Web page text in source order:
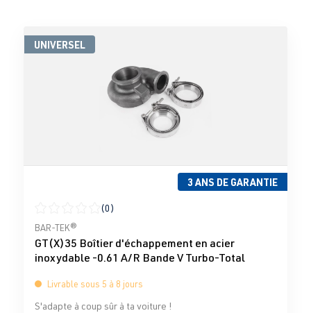
UNIVERSEL
3 ANS DE GARANTIE
Note moyenne de 0 sur 5 étoiles
(0)
BAR-TEK®
GT(X)35 Boîtier d'échappement en acier
inoxydable -0.61 A/R Bande V Turbo-Total
Livrable sous 5 à 8 jours
S'adapte à coup sûr à ta voiture !